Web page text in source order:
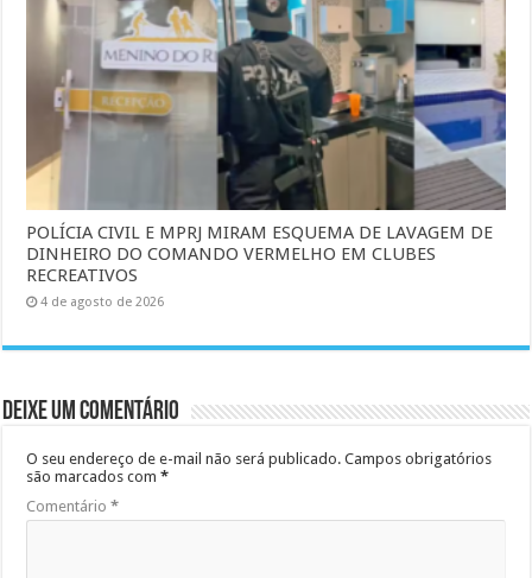
POLÍCIA CIVIL E MPRJ MIRAM ESQUEMA DE LAVAGEM DE
DINHEIRO DO COMANDO VERMELHO EM CLUBES
RECREATIVOS
4 de agosto de 2026
Deixe um comentário
O seu endereço de e-mail não será publicado. Campos obrigatórios
são marcados com*
Comentário*